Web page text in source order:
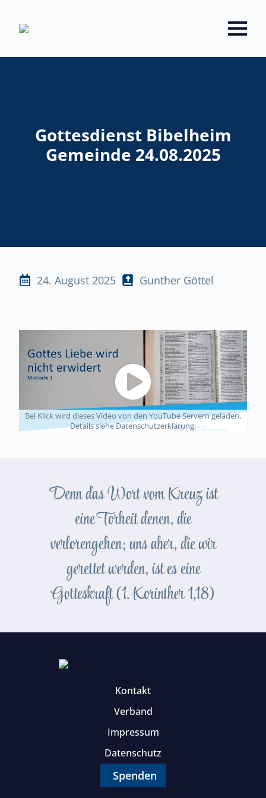
Gottesdienst Bibelheim
Gemeinde 24.08.2025
24. August 2025 Gunther Göttel
Bei Klick wird dieses Video von den YouTube Servern geladen.
Details siehe Datenschutzerklärung.
Denn das Wort vom Kreuz ist
eine Torheit denen, die
verlorengehen; uns aber, die wir
gerettet werden, ist es eine
Gotteskraft (1. Korinther 1,18)
Kontakt
Verband
Impressum
Datenschutz
Spenden